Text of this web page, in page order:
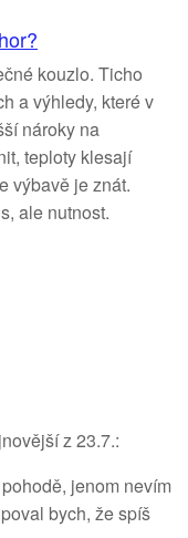
kouzlo. Ticho
a výhledy, které v
nároky na
teploty klesají
výbavě je znát.
ale nutnost.
z 23.7.:
jenom nevím
bych, že spíš